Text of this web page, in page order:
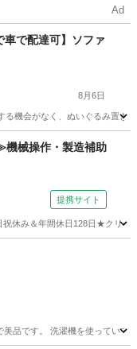
Ad
車で配達可】ソファ
8月6日
る機会がなく、ぬいぐるみ置
械操作・製造補助
提携サイト
祝休み＆年間休日128日★クリ
品です。 洗濯機を使ってい